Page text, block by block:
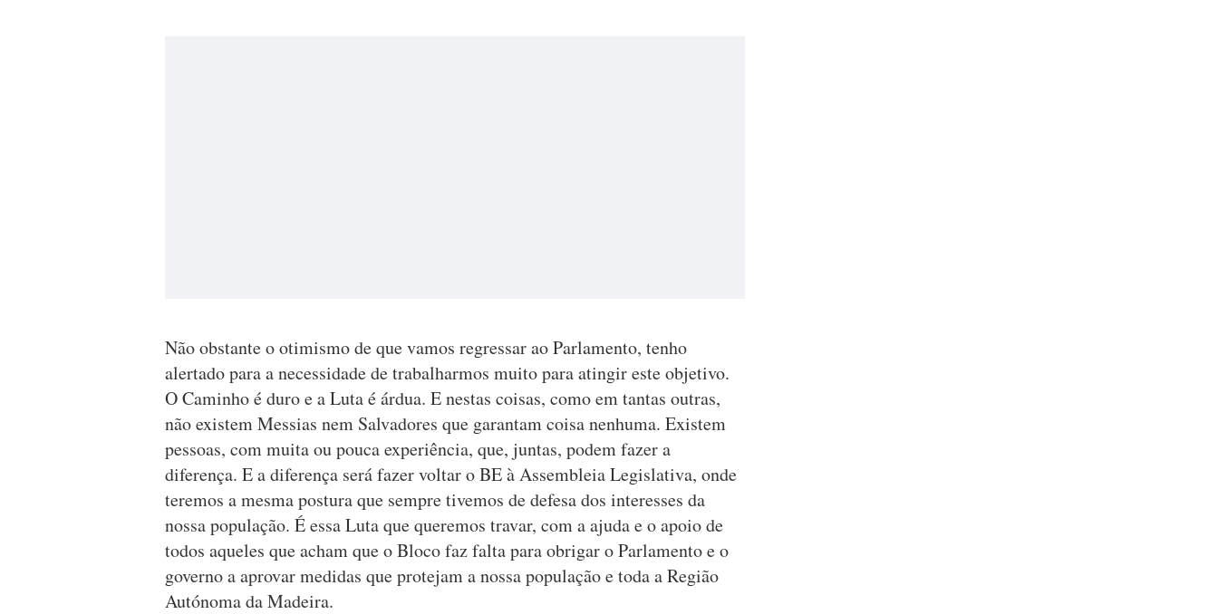
Não obstante o otimismo de que vamos regressar ao Parlamento, tenho
alertado para a necessidade de trabalharmos muito para atingir este objetivo.
O Caminho é duro e a Luta é árdua. E nestas coisas, como em tantas outras,
não existem Messias nem Salvadores que garantam coisa nenhuma. Existem
pessoas, com muita ou pouca experiência, que, juntas, podem fazer a
diferença. E a diferença será fazer voltar o BE à Assembleia Legislativa, onde
teremos a mesma postura que sempre tivemos de defesa dos interesses da
nossa população. É essa Luta que queremos travar, com a ajuda e o apoio de
todos aqueles que acham que o Bloco faz falta para obrigar o Parlamento e o
governo a aprovar medidas que protejam a nossa população e toda a Região
Autónoma da Madeira.